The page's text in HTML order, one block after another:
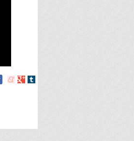
Compartir
Compartir
Compartir